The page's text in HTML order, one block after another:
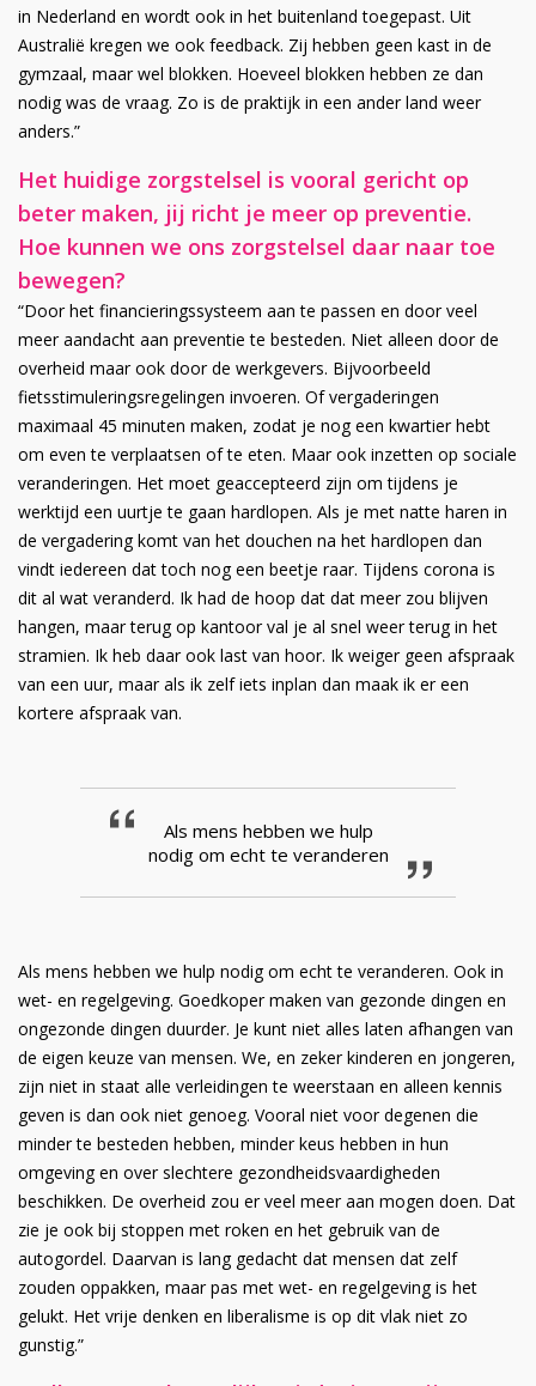
in Nederland en wordt ook in het buitenland toegepast. Uit
Australië kregen we ook feedback. Zij hebben geen kast in de
gymzaal, maar wel blokken. Hoeveel blokken hebben ze dan
nodig was de vraag. Zo is de praktijk in een ander land weer
anders.”
Het huidige zorgstelsel is vooral gericht op
beter maken, jij richt je meer op preventie.
Hoe kunnen we ons zorgstelsel daar naar toe
bewegen?
“Door het financieringssysteem aan te passen en door veel
meer aandacht aan preventie te besteden. Niet alleen door de
overheid maar ook door de werkgevers. Bijvoorbeeld
fietsstimuleringsregelingen invoeren. Of vergaderingen
maximaal 45 minuten maken, zodat je nog een kwartier hebt
om even te verplaatsen of te eten. Maar ook inzetten op sociale
veranderingen. Het moet geaccepteerd zijn om tijdens je
werktijd een uurtje te gaan hardlopen. Als je met natte haren in
de vergadering komt van het douchen na het hardlopen dan
vindt iedereen dat toch nog een beetje raar. Tijdens corona is
dit al wat veranderd. Ik had de hoop dat dat meer zou blijven
hangen, maar terug op kantoor val je al snel weer terug in het
stramien. Ik heb daar ook last van hoor. Ik weiger geen afspraak
van een uur, maar als ik zelf iets inplan dan maak ik er een
kortere afspraak van.
Als mens hebben we hulp
nodig om echt te veranderen
Als mens hebben we hulp nodig om echt te veranderen. Ook in
wet- en regelgeving. Goedkoper maken van gezonde dingen en
ongezonde dingen duurder. Je kunt niet alles laten afhangen van
de eigen keuze van mensen. We, en zeker kinderen en jongeren,
zijn niet in staat alle verleidingen te weerstaan en alleen kennis
geven is dan ook niet genoeg. Vooral niet voor degenen die
minder te besteden hebben, minder keus hebben in hun
omgeving en over slechtere gezondheidsvaardigheden
beschikken. De overheid zou er veel meer aan mogen doen. Dat
zie je ook bij stoppen met roken en het gebruik van de
autogordel. Daarvan is lang gedacht dat mensen dat zelf
zouden oppakken, maar pas met wet- en regelgeving is het
gelukt. Het vrije denken en liberalisme is op dit vlak niet zo
gunstig.”